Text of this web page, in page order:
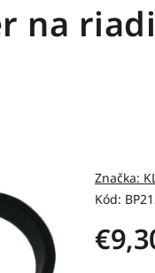
na
Kód:
Značka: